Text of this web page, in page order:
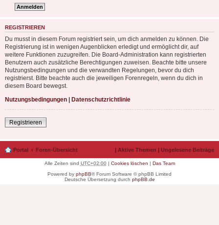
REGISTRIEREN
Du musst in diesem Forum registriert sein, um dich anmelden zu können. Die
Registrierung ist in wenigen Augenblicken erledigt und ermöglicht dir, auf
weitere Funktionen zuzugreifen. Die Board-Administration kann registrierten
Benutzern auch zusätzliche Berechtigungen zuweisen. Beachte bitte unsere
Nutzungsbedingungen und die verwandten Regelungen, bevor du dich
registrierst. Bitte beachte auch die jeweiligen Forenregeln, wenn du dich in
diesem Board bewegst.
Nutzungsbedingungen | Datenschutzrichtlinie
Registrieren
Portal Foren-Übersicht | Aktive Themen | Ungelesene Beiträge
Alle Zeiten sind UTC+02:00| Cookies löschen | Das Team
Powered by phpBB® Forum Software © phpBB Limited
Deutsche Übersetzung durch phpBB.de